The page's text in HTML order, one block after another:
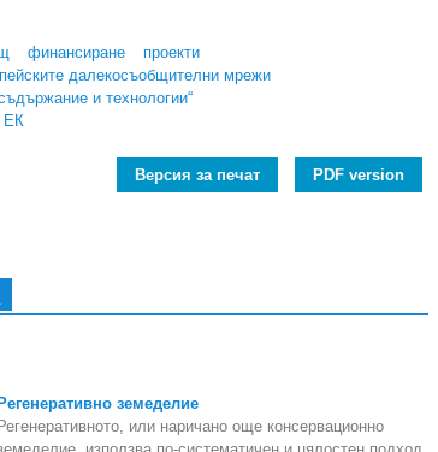
финансиране
проекти
далекосъобщителни мрежи
и технологии“
ЕК
Версия за печат PDF version
Регенеративно земеделие
Регенеративното, или наричано още консервационно